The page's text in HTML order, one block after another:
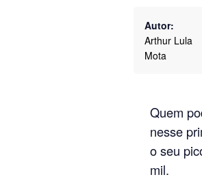
Autor:
Arthur Lula
Mota
Quem
nesse
o seu
mil.